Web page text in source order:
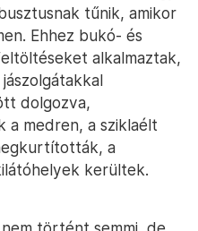
tűnik, amikor
Ehhez bukó- és
alkalmaztak,
dolgozva,
a medren, a sziklaélt
a
kerültek.